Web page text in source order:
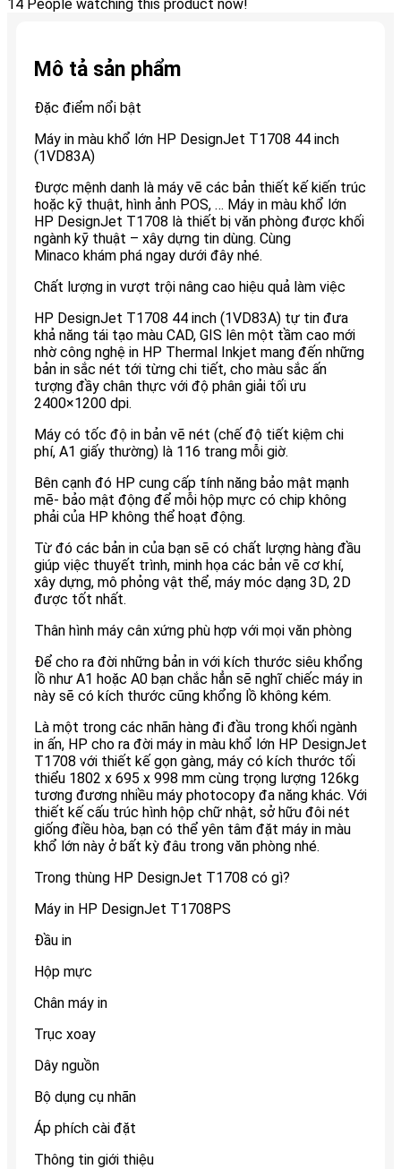
14 People watching this product now!
Mô tả sản phẩm
Đặc điểm nổi bật
Máy in màu khổ lớn HP DesignJet T1708 44 inch
(1VD83A)
Được mệnh danh là máy vẽ các bản thiết kế kiến trúc
hoặc kỹ thuật, hình ảnh POS, … Máy in màu khổ lớn
HP DesignJet T1708 là thiết bị văn phòng được khối
ngành kỹ thuật – xây dựng tin dùng. Cùng
Minaco khám phá ngay dưới đây nhé.
Chất lượng in vượt trội nâng cao hiệu quả làm việc
HP DesignJet T1708 44 inch (1VD83A) tự tin đưa
khả năng tái tạo màu CAD, GIS lên một tầm cao mới
nhờ công nghệ in HP Thermal Inkjet mang đến những
bản in sắc nét tới từng chi tiết, cho màu sắc ấn
tượng đầy chân thực với độ phân giải tối ưu
2400×1200 dpi.
Máy có tốc độ in bản vẽ nét (chế độ tiết kiệm chi
phí, A1 giấy thường) là 116 trang mỗi giờ.
Bên cạnh đó HP cung cấp tính năng bảo mật mạnh
mẽ- bảo mật động để mỗi hộp mực có chip không
phải của HP không thể hoạt động.
Từ đó các bản in của bạn sẽ có chất lượng hàng đầu
giúp việc thuyết trình, minh họa các bản vẽ cơ khí,
xây dựng, mô phỏng vật thể, máy móc dạng 3D, 2D
được tốt nhất.
Thân hình máy cân xứng phù hợp với mọi văn phòng
Để cho ra đời những bản in với kích thước siêu khổng
lồ như A1 hoặc A0 bạn chắc hẳn sẽ nghĩ chiếc máy in
này sẽ có kích thước cũng khổng lồ không kém.
Là một trong các nhãn hàng đi đầu trong khối ngành
in ấn, HP cho ra đời máy in màu khổ lớn HP DesignJet
T1708 với thiết kế gọn gàng, máy có kích thước tối
thiểu 1802 x 695 x 998 mm cùng trọng lượng 126kg
tương đương nhiều máy photocopy đa năng khác. Với
thiết kế cấu trúc hình hộp chữ nhật, sở hữu đôi nét
giống điều hòa, bạn có thể yên tâm đặt máy in màu
khổ lớn này ở bất kỳ đâu trong văn phòng nhé.
Trong thùng HP DesignJet T1708 có gì?
Máy in HP DesignJet T1708PS
Đầu in
Hộp mực
Chân máy in
Trục xoay
Dây nguồn
Bộ dụng cụ nhãn
Áp phích cài đặt
Thông tin giới thiệu